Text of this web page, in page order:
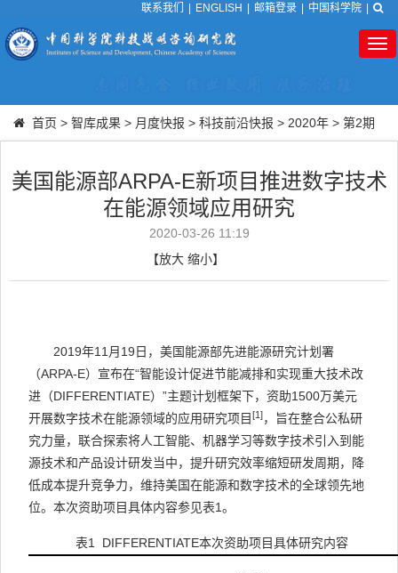
联系我们 ENGLISH 邮箱登录 中国科学院
首页 > 智库成果 > 月度快报 > 科技前沿快报 > 2020年 > 第2期
美国能源部ARPA-E新项目推进数字技术
在能源领域应用研究
2020-03-26 11:19
【放大 缩小】
2019年11 月 19 日，美国能源部先进能源研究计划署
（ARPA-E）宣布在“智能设计促进节能减排和实现重大技术改
进（DIFFERENTIATE）”主题计划框架下，资助1500万美元
开展数字技术在能源领域的应用研究项目[1]，旨在整合公私研
究力量，联合探索将人工智能、机器学习等数字技术引入到能
源技术和产品设计研发当中，提升研究效率缩短研发周期，降
低成本提升竞争力，维持美国在能源和数字技术的全球领先地
位。本次资助项目具体内容参见表1。
表1 DIFFERENTIATE本次资助项目具体研究内容